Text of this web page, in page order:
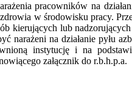
pracowników na
w środowisku pracy.
kierujących lub
na działanie pyłu
instytucję i na
załącznik do r.b.h.p.a.